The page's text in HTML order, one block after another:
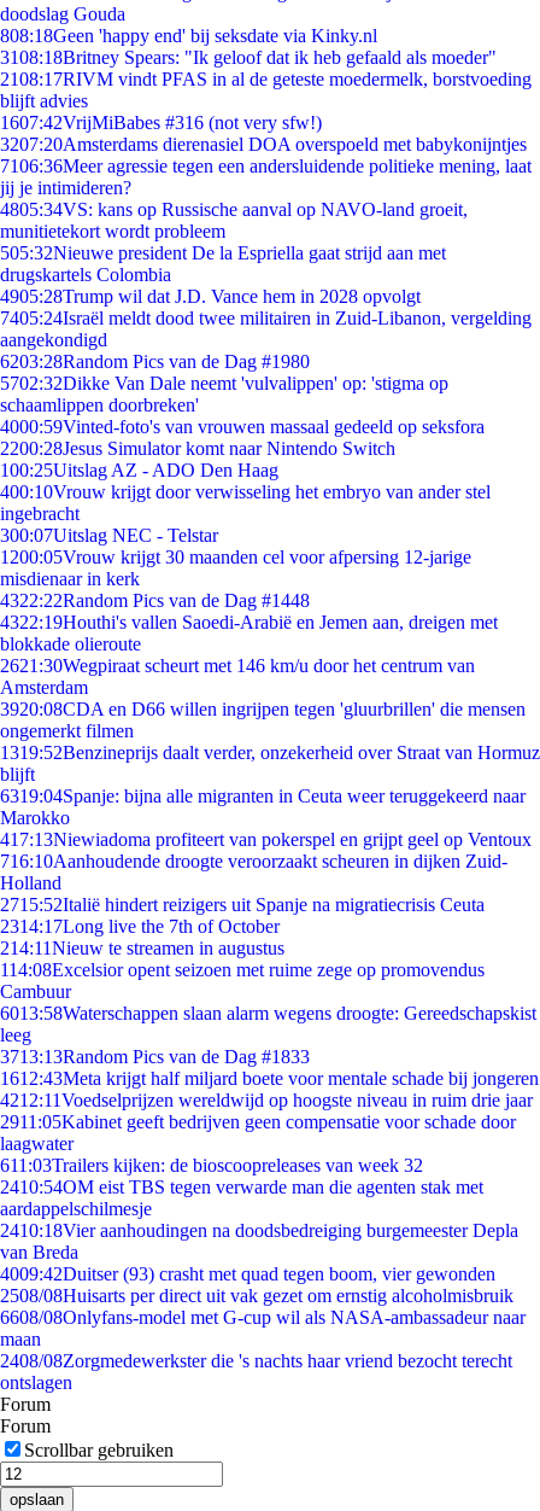
doodslag Gouda
808:18Geen 'happy end' bij seksdate via Kinky.nl
3108:18Britney Spears: "Ik geloof dat ik heb gefaald als moeder"
2108:17RIVM vindt PFAS in al de geteste moedermelk, borstvoeding
blijft advies
1607:42VrijMiBabes #316 (not very sfw!)
3207:20Amsterdams dierenasiel DOA overspoeld met babykonijntjes
7106:36Meer agressie tegen een andersluidende politieke mening, laat
jij je intimideren?
4805:34VS: kans op Russische aanval op NAVO-land groeit,
munitietekort wordt probleem
505:32Nieuwe president De la Espriella gaat strijd aan met
drugskartels Colombia
4905:28Trump wil dat J.D. Vance hem in 2028 opvolgt
7405:24Israël meldt dood twee militairen in Zuid-Libanon, vergelding
aangekondigd
6203:28Random Pics van de Dag #1980
5702:32Dikke Van Dale neemt 'vulvalippen' op: 'stigma op
schaamlippen doorbreken'
4000:59Vinted-foto's van vrouwen massaal gedeeld op seksfora
2200:28Jesus Simulator komt naar Nintendo Switch
100:25Uitslag AZ - ADO Den Haag
400:10Vrouw krijgt door verwisseling het embryo van ander stel
ingebracht
300:07Uitslag NEC - Telstar
1200:05Vrouw krijgt 30 maanden cel voor afpersing 12-jarige
misdienaar in kerk
4322:22Random Pics van de Dag #1448
4322:19Houthi's vallen Saoedi-Arabië en Jemen aan, dreigen met
blokkade olieroute
2621:30Wegpiraat scheurt met 146 km/u door het centrum van
Amsterdam
3920:08CDA en D66 willen ingrijpen tegen 'gluurbrillen' die mensen
ongemerkt filmen
1319:52Benzineprijs daalt verder, onzekerheid over Straat van Hormuz
blijft
6319:04Spanje: bijna alle migranten in Ceuta weer teruggekeerd naar
Marokko
417:13Niewiadoma profiteert van pokerspel en grijpt geel op Ventoux
716:10Aanhoudende droogte veroorzaakt scheuren in dijken Zuid-
Holland
2715:52Italië hindert reizigers uit Spanje na migratiecrisis Ceuta
2314:17Long live the 7th of October
214:11Nieuw te streamen in augustus
114:08Excelsior opent seizoen met ruime zege op promovendus
Cambuur
6013:58Waterschappen slaan alarm wegens droogte: Gereedschapskist
leeg
3713:13Random Pics van de Dag #1833
1612:43Meta krijgt half miljard boete voor mentale schade bij jongeren
4212:11Voedselprijzen wereldwijd op hoogste niveau in ruim drie jaar
2911:05Kabinet geeft bedrijven geen compensatie voor schade door
laagwater
611:03Trailers kijken: de bioscoopreleases van week 32
2410:54OM eist TBS tegen verwarde man die agenten stak met
aardappelschilmesje
2410:18Vier aanhoudingen na doodsbedreiging burgemeester Depla
van Breda
4009:42Duitser (93) crasht met quad tegen boom, vier gewonden
2508/08Huisarts per direct uit vak gezet om ernstig alcoholmisbruik
6608/08Onlyfans-model met G-cup wil als NASA-ambassadeur naar
maan
2408/08Zorgmedewerkster die 's nachts haar vriend bezocht terecht
ontslagen
Forum
Forum
Scrollbar gebruiken
opslaan